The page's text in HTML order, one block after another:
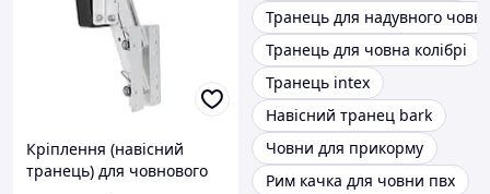
Кріплення (навісний
транець) для човнового
Транець для надувного
Транець для човна колібрі
Транець intex
Навісний транец bark
Човни для прикорму
Рим качка для човни пвх